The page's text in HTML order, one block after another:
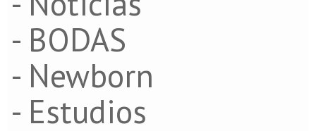
- BODAS
- Newborn
- Estudios